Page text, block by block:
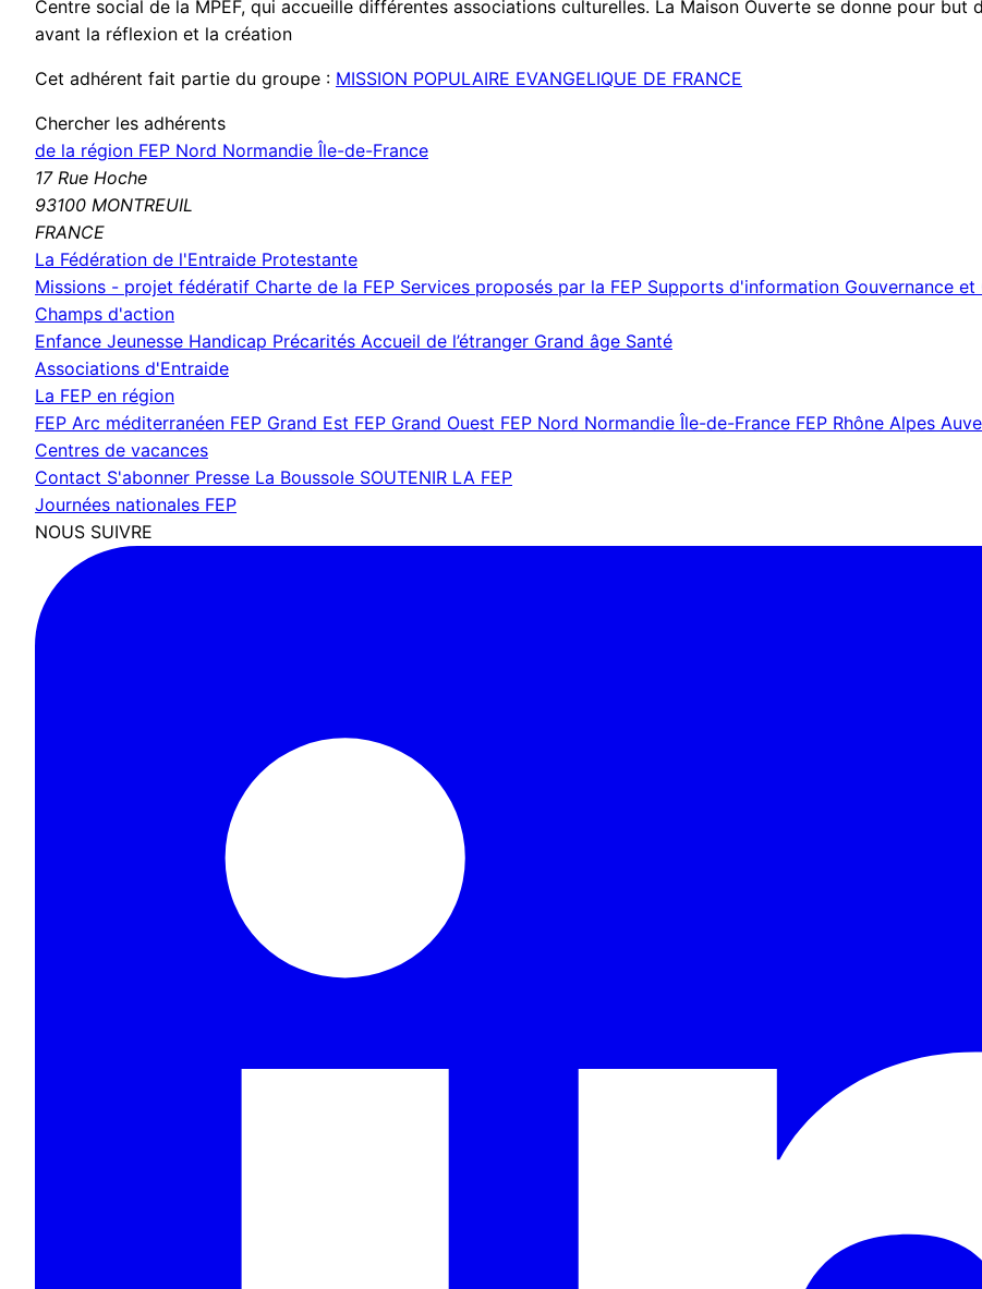
Centre social de la MPEF, qui accueille différentes associations culturelles. La Maison Ouverte se donne pour but
avant la réflexion et la création
Cet adhérent fait partie du groupe : MISSION POPULAIRE EVANGELIQUE DE FRANCE
Chercher les adhérents
de la région FEP Nord Normandie Île-de-France
17 Rue Hoche
93100 MONTREUIL
FRANCE
La Fédération de l'Entraide Protestante
Missions - projet fédératif Charte de la FEP Services proposés par la FEP Supports d'information Gouvernance
Champs d'action
Enfance Jeunesse Handicap Précarités Accueil de l’étranger Grand âge Santé
Associations d'Entraide
La FEP en région
FEP Arc méditerranéen FEP Grand Est FEP Grand Ouest FEP Nord Normandie Île-de-France FEP Rhône Alpes
Centres de vacances
Contact S'abonner Presse La Boussole SOUTENIR LA FEP
Journées nationales FEP
NOUS SUIVRE